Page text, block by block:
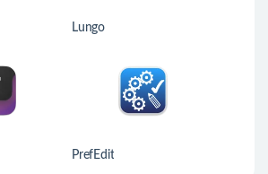
Lungo
PrefEdit